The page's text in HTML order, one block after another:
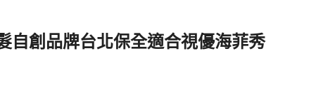
自創品牌台北保全適合視優海菲秀